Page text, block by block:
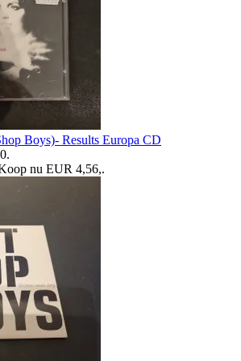
Boys)- Results Europa CD
.
nu EUR 4,56,.